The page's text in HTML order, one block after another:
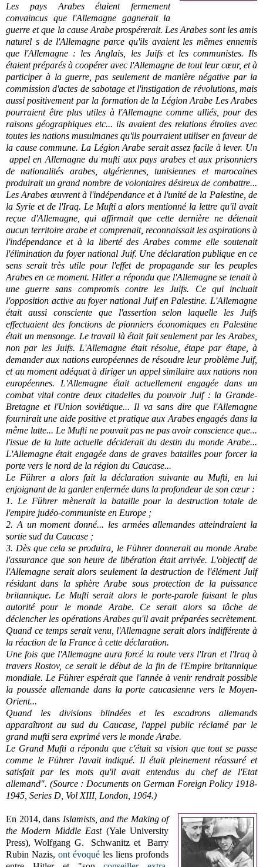
Les pays Arabes étaient fermement
convaincus que l'Allemagne gagnerait la
guerre et que la cause Arabe prospérerait. Les Arabes sont les amis
naturel s de l'Allemagne parce qu'ils avaient les mêmes ennemis
que l'Allemagne : les Anglais, les Juifs et les communistes. Ils
étaient préparés à coopérer avec l'Allemagne de tout leur cœur, et à
participer à la guerre, pas seulement de manière négative par la
commission d'actes de sabotage et l'instigation de révolutions, mais
aussi positivement par la formation de la Légion Arabe Les Arabes
pourraient être plus utiles à l'Allemagne comme alliés, pour des
raisons géographiques etc... ils avaient des relations étroites avec
toutes les nations musulmanes qu'ils pourraient utiliser en faveur de
la cause commune. La Légion Arabe serait assez facile à lever. Un
appel en Allemagne du mufti aux pays arabes et aux prisonniers
de nationalités arabes, algériennes, tunisiennes et marocaines
produirait un grand nombre de volontaires désireux de combattre...
Les Arabes œuvrent à l'indépendance et à l'unité de la Palestine, de
la Syrie et de l'Iraq. Le Mufti a alors mentionné la lettre qu'il avait
reçue d'Allemagne, qui affirmait que cette dernière ne détenait
aucun territoire arabe et comprenait, reconnaissait les aspirations à
l'indépendance et à la liberté des Arabes comme elle soutenait
l'élimination du foyer national Juif. Une déclaration publique en ce
sens serait très utile pour l'effet de propagande sur les peuples
Arabes en ce moment. Hitler a répondu que l'Allemagne se tenait à
une guerre sans compromis contre les Juifs. Ce qui incluait
l'opposition active au foyer national Juif en Palestine. L'Allemagne
était aussi consciente que l'assertion selon laquelle les Juifs
effectuaient des fonctions de pionniers économiques en Palestine
était un mensonge. Le travail là était fait seulement par les Arabes,
non par les Juifs. L'Allemagne était résolue, étape par étape, à
demander aux nations européennes de résoudre leur problème Juif,
et au moment adéquat à diriger un appel similaire aux nations non
européennes. L'Allemagne était actuellement engagée dans un
combat vital contre deux citadelles du pouvoir Juif : la Grande-
Bretagne et l'Union soviétique... Il va sans dire que l'Allemagne
fournirait une aide positive et pratique aux Arabes engagés dans la
même lutte... Le Mufti ne pouvait pas ne pas avoir conscience que...
l'issue de la lutte actuelle déciderait du destin du monde Arabe...
L'Allemagne était engagée dans de graves batailles pour forcer la
porte vers le nord de la région du Caucase...
Le Führer a alors fait la déclaration suivante au Mufti, en lui
enjoignant de la garder enfermée dans la profondeur de son cœur :
1. Le Führer mènerait la bataille pour la destruction totale de
l'empire judéo-communiste en Europe ;
2. A un moment donné... les armées allemandes atteindraient la
sortie sud du Caucase ;
3. Dès que cela se produira, le Führer donnerait au monde Arabe
l'assurance que son heure de libération était arrivée. L'objectif de
l'Allemagne serait alors seulement la destruction de l'élément Juif
résidant dans la sphère Arabe sous protection de la puissance
britannique. Le Mufti serait alors le porte-parole faisant le plus
autorité pour le monde Arabe. Ce serait alors sa tâche de
déclencher les opérations Arabes qu'il avait préparées secrètement.
Quand ce temps serait venu, l'Allemagne serait alors indifférente à
la réaction de la France à cette déclaration.
Une fois que l'Allemagne aura forcé la route vers l'Iran et l'Iraq à
travers Rostov, ce serait le début de la fin de l'Empire britannique
mondiale. Le Führer espérait que l'année à venir rendrait possible
la poussée allemande dans la porte caucasienne vers le Moyen-
Orient...
Quand les divisions blindées et les escadrons allemands
apparaîtront au sud du Caucase, l'appel public réclamé par le
grand mufti sera exprimé vers le monde Arabe.
Le Grand Mufti a répondu que c'était sa vision que tout se passe
comme le Führer l'avait indiqué. Il était pleinement réassuré et
satisfait par les mots qu'il avait entendus du chef de l'Etat
allemand". (Source : Documents on German Foreign Policy 1918-
1945, Series D, Vol XIII, London, 1964.)
En 2014, dans Islamists, and the Making of
the Modern Middle East(Yale University
Press), Wolfgang G. Schwanitz et Barry
Rubin Nazis,ont évoqué les liens profonds